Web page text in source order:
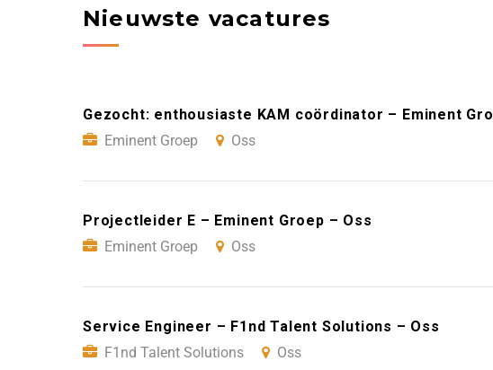
Nieuwste vacatures
Gezocht: enthousiaste KAM coördinator – Eminent
Eminent Groep
Oss
Projectleider E – Eminent Groep – Oss
Eminent Groep
Oss
Service Engineer – F1nd Talent Solutions – Oss
F1nd Talent Solutions
Oss